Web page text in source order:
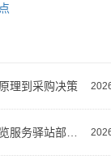
理到采购决策